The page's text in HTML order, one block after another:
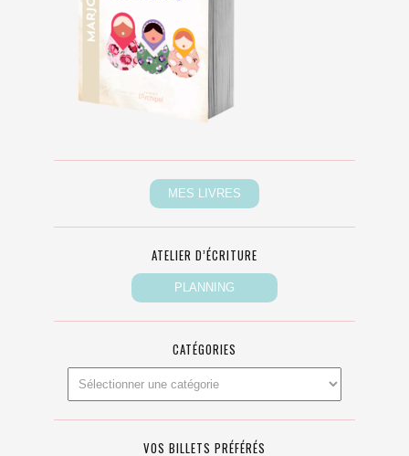
ATELIER D’ÉCRITURE
CATÉGORIES
VOS BILLETS PRÉFÉRÉS